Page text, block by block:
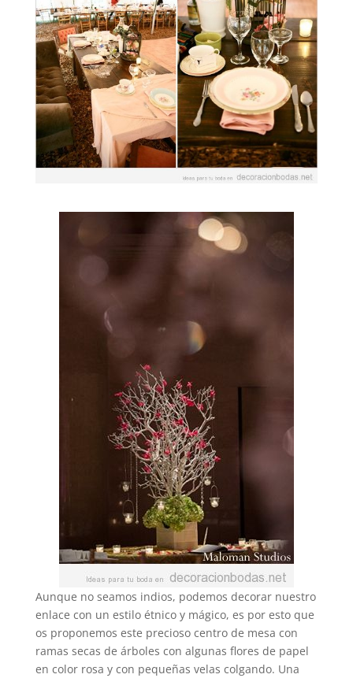
Aunque no seamos indios, podemos decorar nuestro
enlace con un estilo étnico y mágico, es por esto que
os proponemos este precioso centro de mesa con
ramas secas de árboles con algunas flores de papel
en color rosa y con pequeñas velas colgando. Una